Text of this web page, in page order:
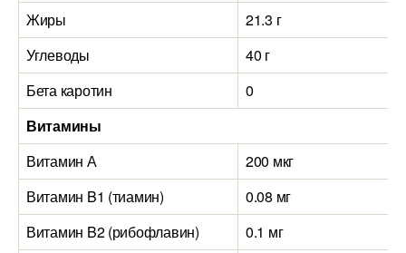
Жиры
21.3 г
Углеводы
40 г
Бета каротин
0
Витамины
Витамин А
200 мкг
Витамин B1 (тиамин)
0.08 мг
Витамин B2 (рибофлавин)
0.1 мг